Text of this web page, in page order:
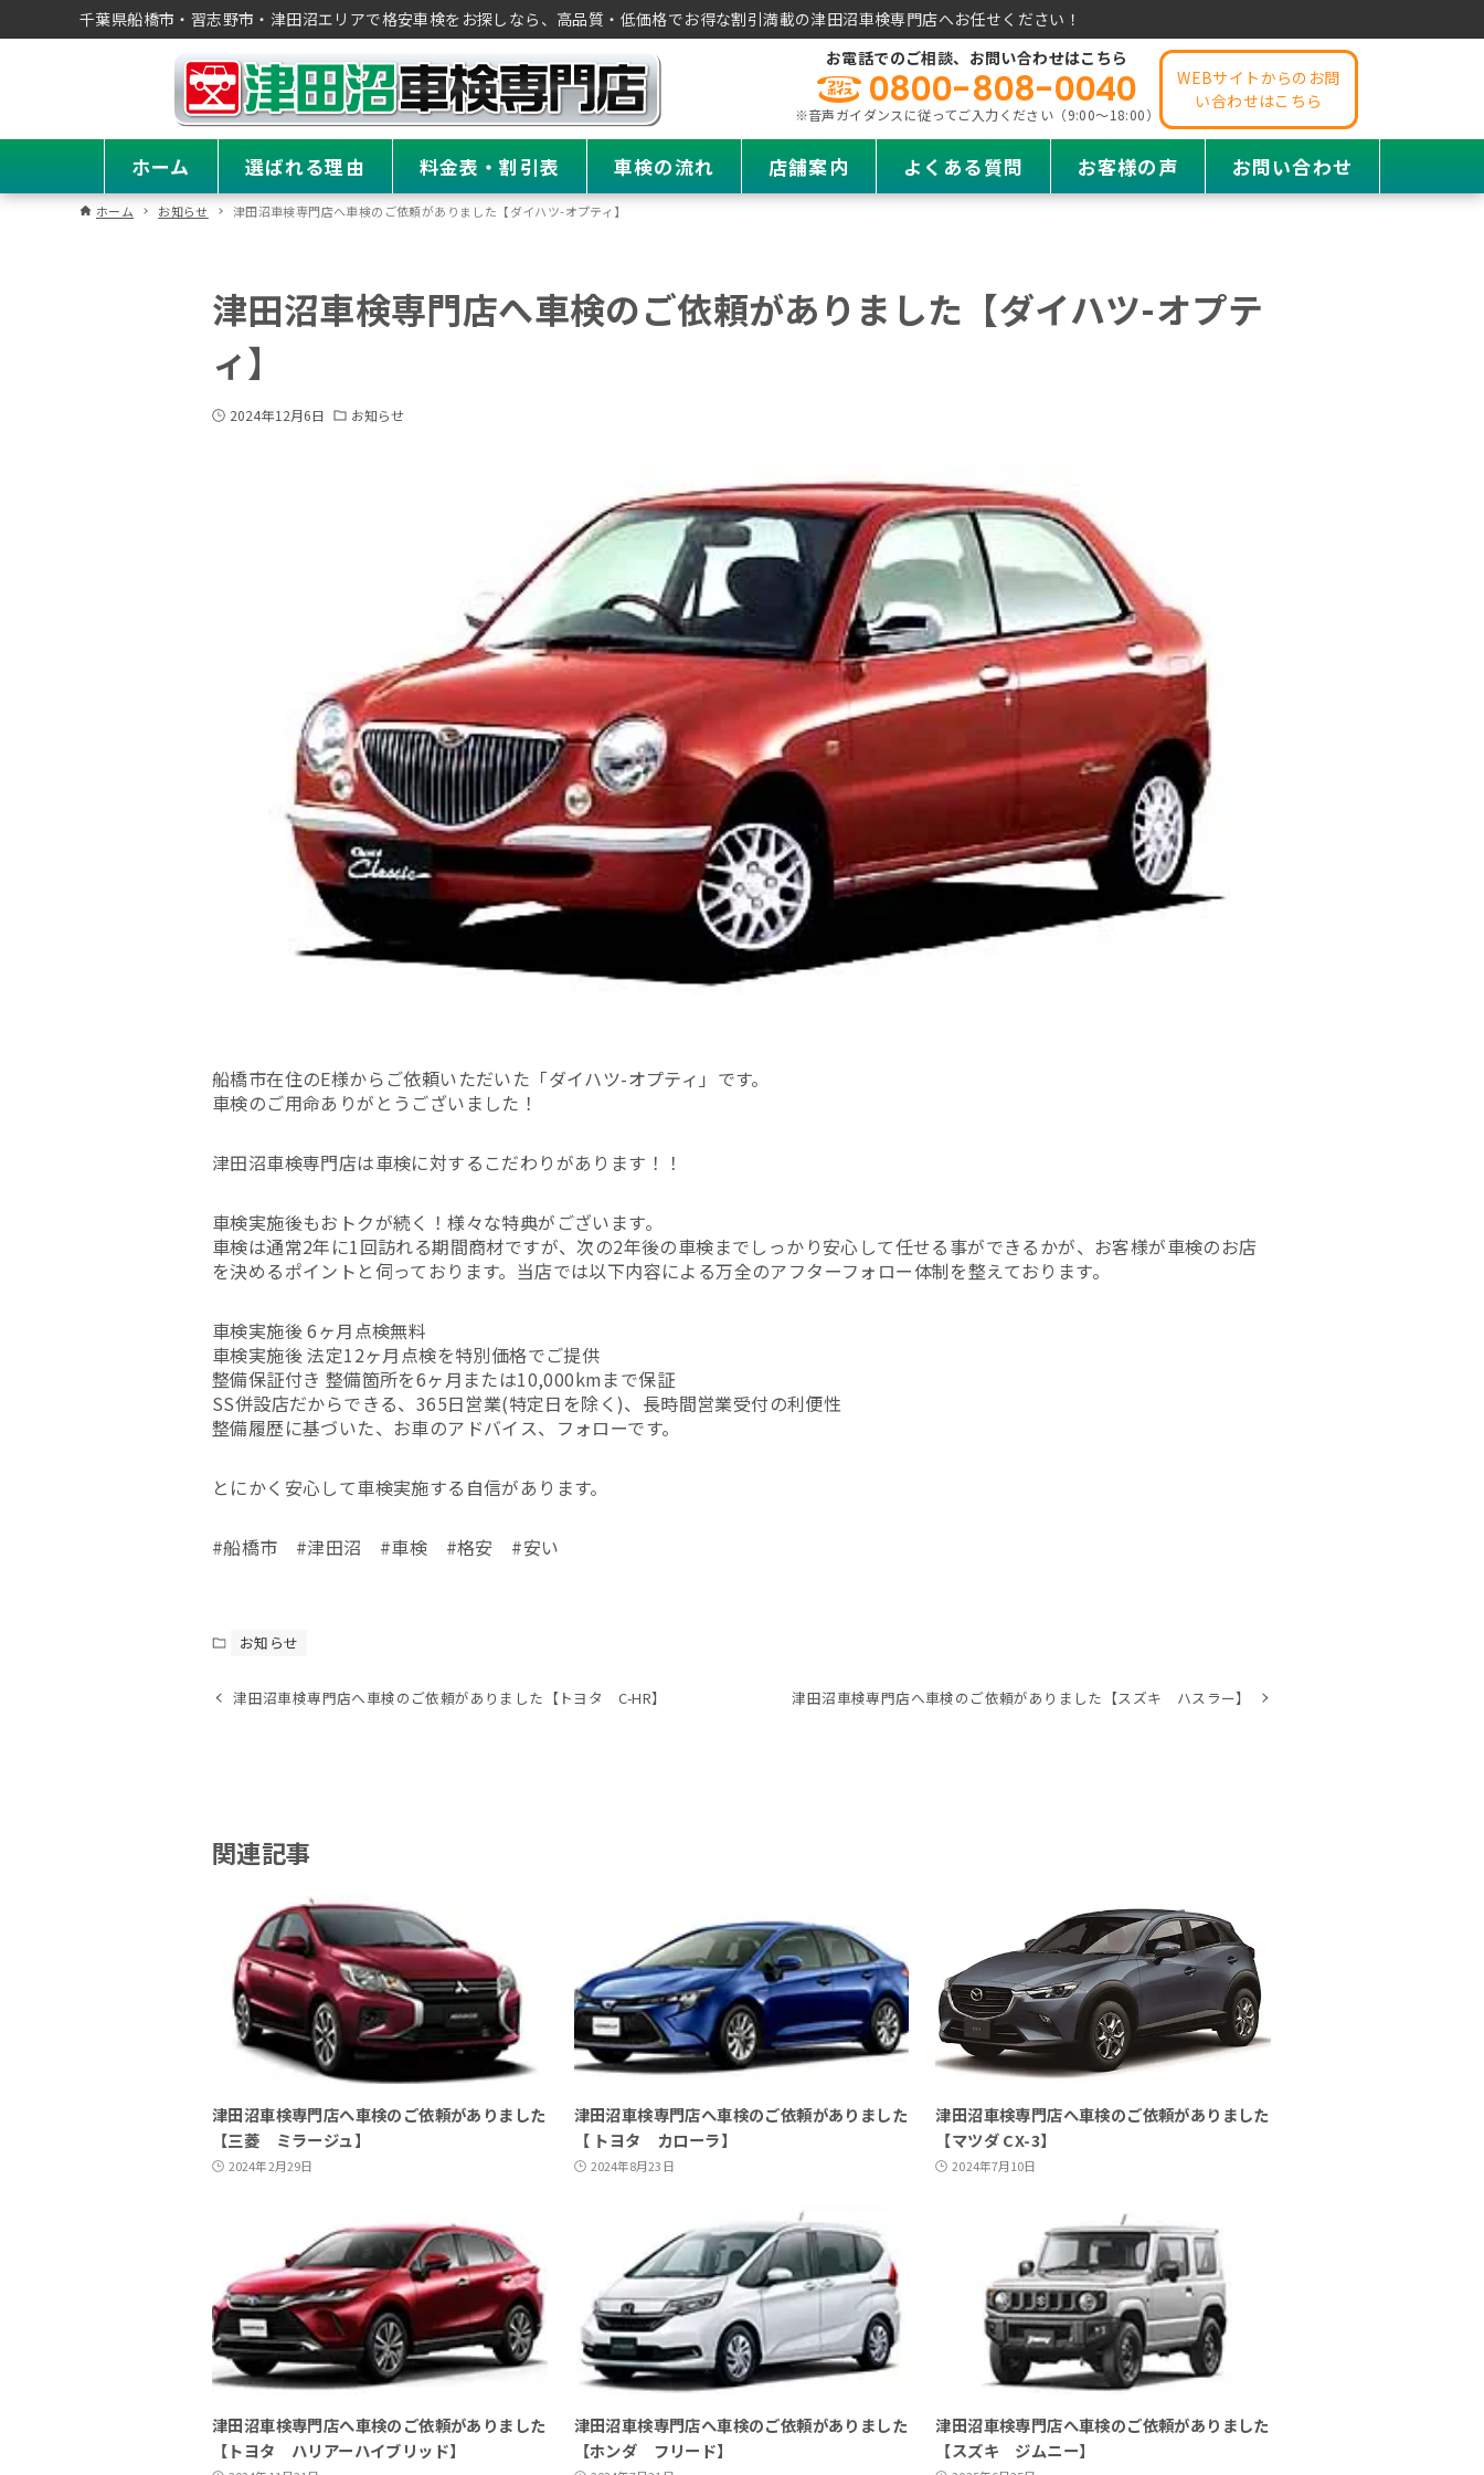
千葉県船橋市・習志野市・津田沼エリアで格安車検をお探しなら、高品質・低価格でお得な割引満載の津田沼車検専門店へお任せください！
お電話でのご相談、お問い合わせはこちら
0800-808-0040
※音声ガイダンスに従ってご入力ください（9:00～18:00）
WEBサイトからのお問
い合わせはこちら
ホーム 選ばれる理由 料金表・割引表 車検の流れ 店舗案内 よくある質問 お客様の声 お問い合わせ
ホーム お知らせ 津田沼車検専門店へ車検のご依頼がありました【ダイハツ-オプティ】
津田沼車検専門店へ車検のご依頼がありました【ダイハツ-オプテ
ィ】
2024年12月6日 お知らせ
船橋市在住のE様からご依頼いただいた「ダイハツ-オプティ」です。
車検のご用命ありがとうございました！
津田沼車検専門店は車検に対するこだわりがあります！！
車検実施後もおトクが続く！様々な特典がございます。
車検は通常2年に1回訪れる期間商材ですが、次の2年後の車検までしっかり安心して任せる事ができるかが、お客様が車検のお店
を決めるポイントと伺っております。当店では以下内容による万全のアフターフォロー体制を整えております。
車検実施後 6ヶ月点検無料
車検実施後 法定12ヶ月点検を特別価格でご提供
整備保証付き 整備箇所を6ヶ月または10,000kmまで保証
SS併設店だからできる、365日営業(特定日を除く)、長時間営業受付の利便性
整備履歴に基づいた、お車のアドバイス、フォローです。
とにかく安心して車検実施する自信があります。
#船橋市 #津田沼 #車検 #格安 #安い
お知らせ
津田沼車検専門店へ車検のご依頼がありました【トヨタ C-HR】 津田沼車検専門店へ車検のご依頼がありました【スズキ ハスラー】
関連記事
津田沼車検専門店へ車検のご依頼がありました
【三菱 ミラージュ】
2024年2月29日
津田沼車検専門店へ車検のご依頼がありました
【 トヨタ カローラ】
2024年8月23日
津田沼車検専門店へ車検のご依頼がありました
【マツダ CX-3】
2024年7月10日
津田沼車検専門店へ車検のご依頼がありました
【トヨタ ハリアーハイブリッド】
津田沼車検専門店へ車検のご依頼がありました
【ホンダ フリード】
津田沼車検専門店へ車検のご依頼がありました
【スズキ ジムニー】